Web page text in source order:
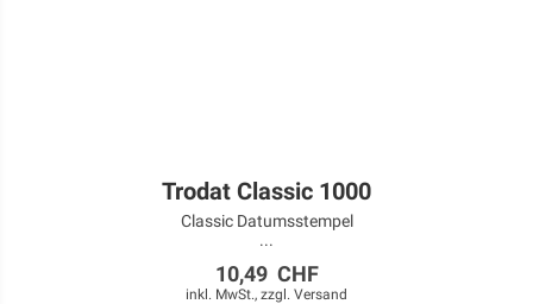
Trodat Classic 1000
Classic Datumsstempel
...
10,49 CHF
inkl. MwSt., zzgl. Versand